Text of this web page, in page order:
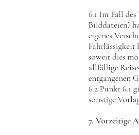
6.1 Im Fall
Bilddateien)
eigenes
Fahrlässigkeit
soweit dies
allfällige
entgangenen
6.2 Punkt 6.1
sonstige
7. Vorzeitige